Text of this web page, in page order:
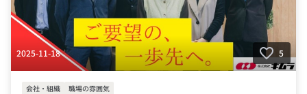
2025-11-18 5
会社・組織 職場の雰囲気